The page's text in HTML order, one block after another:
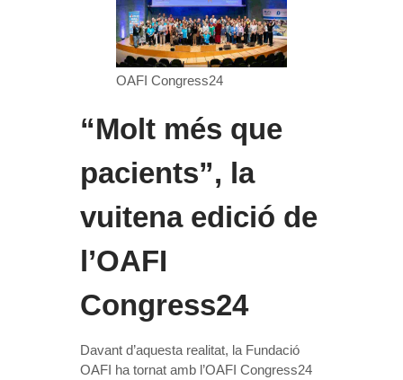
OAFI Congress24
“Molt més que
pacients”, la
vuitena edició de
l’OAFI
Congress24
Davant d’aquesta realitat, la Fundació
OAFI ha tornat amb l’OAFI Congress24